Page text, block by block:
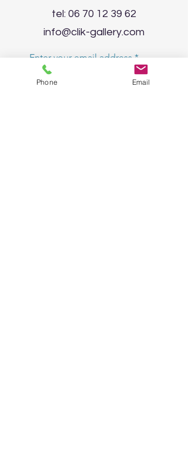
tel: 06 70 12 39 62
info@clik-gallery.com
Enter your email address
Phone Email